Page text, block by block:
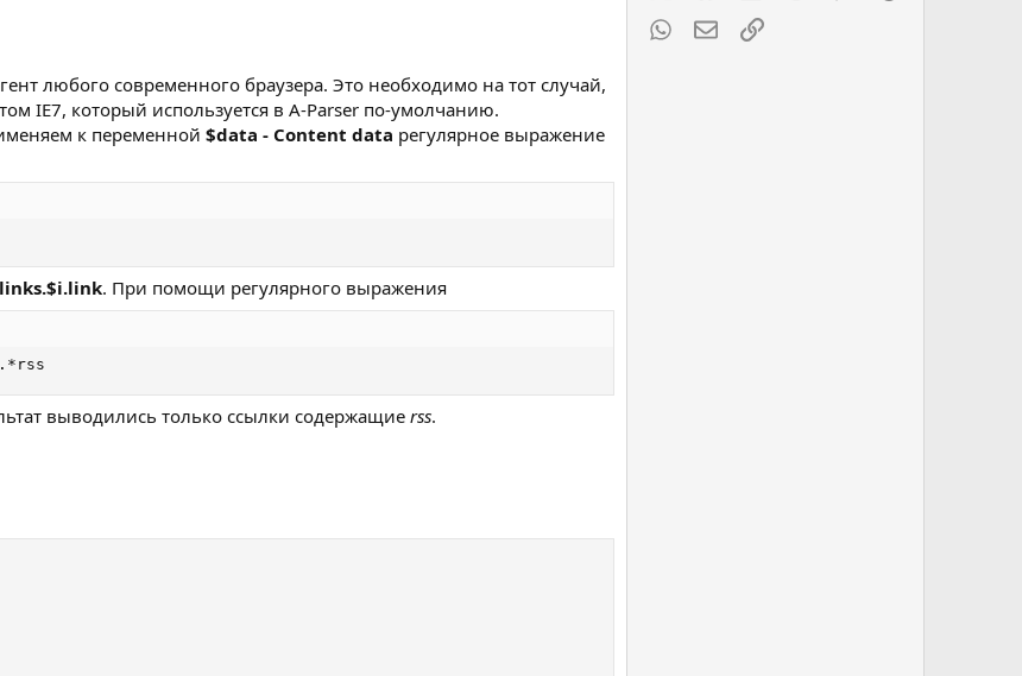
любого современного браузера. Это необходимо на тот случай,
IE7, который используется в A-Parser по-умолчанию.
к переменной $data - Content data регулярное выражение
. При помощи регулярного выражения
выводились только ссылки содержащиеrss.
WhatsAppЭлектронная почта
Ссылка